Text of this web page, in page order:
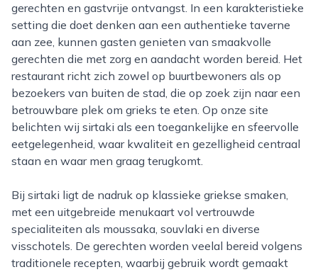
gerechten en gastvrije ontvangst. In een karakteristieke
setting die doet denken aan een authentieke taverne
aan zee, kunnen gasten genieten van smaakvolle
gerechten die met zorg en aandacht worden bereid. Het
restaurant richt zich zowel op buurtbewoners als op
bezoekers van buiten de stad, die op zoek zijn naar een
betrouwbare plek om grieks te eten. Op onze site
belichten wij sirtaki als een toegankelijke en sfeervolle
eetgelegenheid, waar kwaliteit en gezelligheid centraal
staan en waar men graag terugkomt.
Bij sirtaki ligt de nadruk op klassieke griekse smaken,
met een uitgebreide menukaart vol vertrouwde
specialiteiten als moussaka, souvlaki en diverse
visschotels. De gerechten worden veelal bereid volgens
traditionele recepten, waarbij gebruik wordt gemaakt